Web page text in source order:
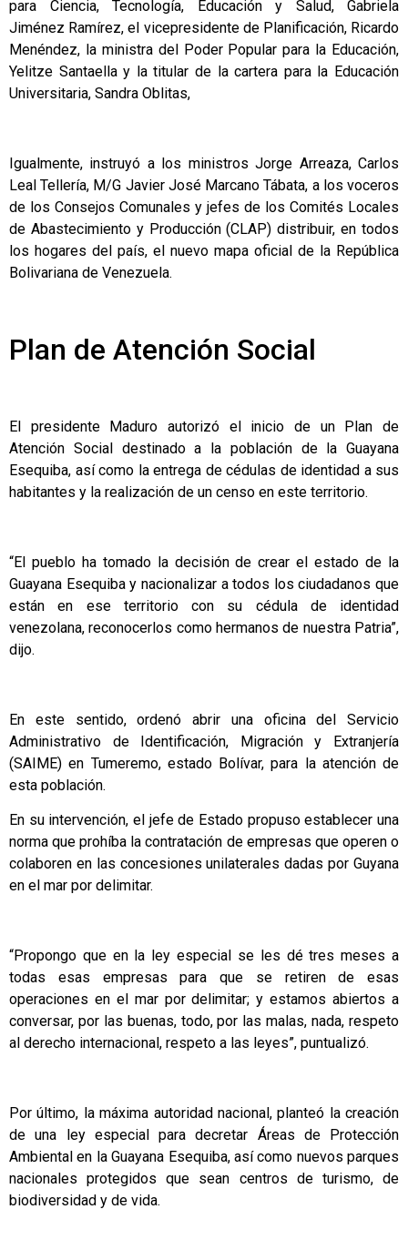
para Ciencia, Tecnología, Educación y Salud, Gabriela
Jiménez Ramírez, el vicepresidente de Planificación, Ricardo
Menéndez, la ministra del Poder Popular para la Educación,
Yelitze Santaella y la titular de la cartera para la Educación
Universitaria, Sandra Oblitas,
Igualmente, instruyó a los ministros Jorge Arreaza, Carlos
Leal Tellería, M/G Javier José Marcano Tábata, a los voceros
de los Consejos Comunales y jefes de los Comités Locales
de Abastecimiento y Producción (CLAP) distribuir, en todos
los hogares del país, el nuevo mapa oficial de la República
Bolivariana de Venezuela.
Plan de Atención Social
El presidente Maduro autorizó el inicio de un Plan de
Atención Social destinado a la población de la Guayana
Esequiba, así como la entrega de cédulas de identidad a sus
habitantes y la realización de un censo en este territorio.
“El pueblo ha tomado la decisión de crear el estado de la
Guayana Esequiba y nacionalizar a todos los ciudadanos que
están en ese territorio con su cédula de identidad
venezolana, reconocerlos como hermanos de nuestra Patria”,
dijo.
En este sentido, ordenó abrir una oficina del Servicio
Administrativo de Identificación, Migración y Extranjería
(SAIME) en Tumeremo, estado Bolívar, para la atención de
esta población.
En su intervención, el jefe de Estado propuso establecer una
norma que prohíba la contratación de empresas que operen o
colaboren en las concesiones unilaterales dadas por Guyana
en el mar por delimitar.
“Propongo que en la ley especial se les dé tres meses a
todas esas empresas para que se retiren de esas
operaciones en el mar por delimitar; y estamos abiertos a
conversar, por las buenas, todo, por las malas, nada, respeto
al derecho internacional, respeto a las leyes”, puntualizó.
Por último, la máxima autoridad nacional, planteó la creación
de una ley especial para decretar Áreas de Protección
Ambiental en la Guayana Esequiba, así como nuevos parques
nacionales protegidos que sean centros de turismo, de
biodiversidad y de vida.